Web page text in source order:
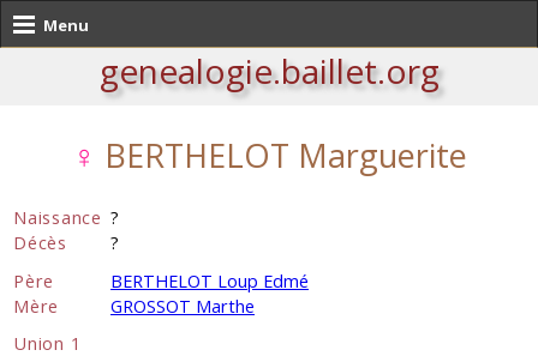
Menu
genealogie.baillet.org
♀ BERTHELOT Marguerite
Naissance ?
Décès
?
Père
BERTHELOT Loup Edmé
Mère
GROSSOT Marthe
Union 1